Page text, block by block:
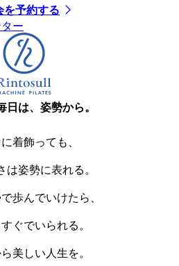
を予約する
ー
日は、姿勢から。
着飾っても、
は姿勢に表れる。
歩んでいけたら、
ぐでいられる。
美しい人生を。